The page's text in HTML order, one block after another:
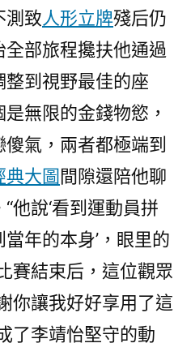
測致人形立牌殘后仍
部旅程攙扶他通過
到視野最佳的座
無限的金錢物慾，
氣，兩者都極端到
典大圖間隙還陪他聊
他說‘看到運動員拼
年的本身’，眼里的
賽結束后，這位觀眾
你讓我好好享用了這
了李靖怡堅守的動